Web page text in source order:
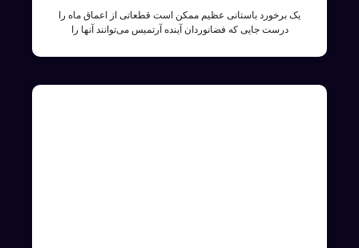
یک برخورد باستانی عظیم ممکن است قطعاتی از اعماق ماه را
درست جایی که فضانوردان آینده آرتمیس می‌توانند آنها را